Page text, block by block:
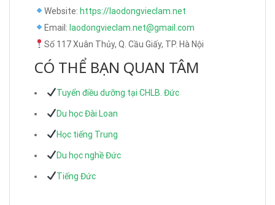
Website: https://laodongvieclam.net
Email: laodongvieclam.net@gmail.com
Số 117 Xuân Thủy, Q. Cầu Giấy, TP. Hà Nội
CÓ THỂ BẠN QUAN TÂM
Tuyển điều dưỡng tại CHLB. Đức
Du học Đài Loan
Học tiếng Trung
Du học nghề Đức
Tiếng Đức